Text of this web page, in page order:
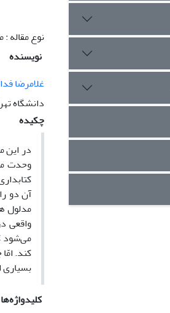
نوع مقاله
نویسنده
غلامرضا
دانشگاه
چکیده
در این
وحدت
آن دو
مدلول
واقعی
می‌شود
کند.
بسیاری
کلیدواژه‌ها